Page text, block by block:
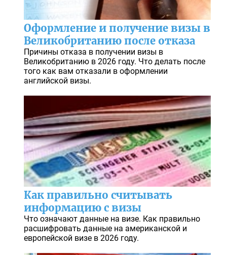
Оформление и получение визы в
Великобританию после отказа
Причины отказа в получении визы в
Великобританию в 2026 году. Что делать после
того как вам отказали в оформлении
английской визы.
Как правильно считывать
информацию с визы
Что означают данные на визе. Как правильно
расшифровать данные на американской и
европейской визе в 2026 году.